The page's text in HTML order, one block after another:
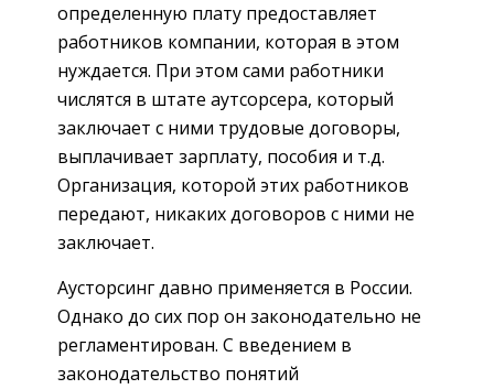
определенную плату предоставляет
работников компании, которая в этом
нуждается. При этом сами работники
числятся в штате аутсорсера, который
заключает с ними трудовые договоры,
выплачивает зарплату, пособия и т.д.
Организация, которой этих работников
передают, никаких договоров с ними не
заключает.
Аусторсинг давно применяется в России.
Однако до сих пор он законодательно не
регламентирован. С введением в
законодательство понятий